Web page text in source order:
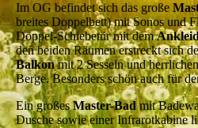
Im OG befindet sich das große
breites Doppelbett) mit Sonos und
Doppel-Schiebetür mit dem
den beiden Räumen erstreckt sich
Balkonmit 2 Sesseln und
Berge. Besonders schön auch für
Ein großesMaster-Badmit
Dusche sowie einer Infrarotkabine